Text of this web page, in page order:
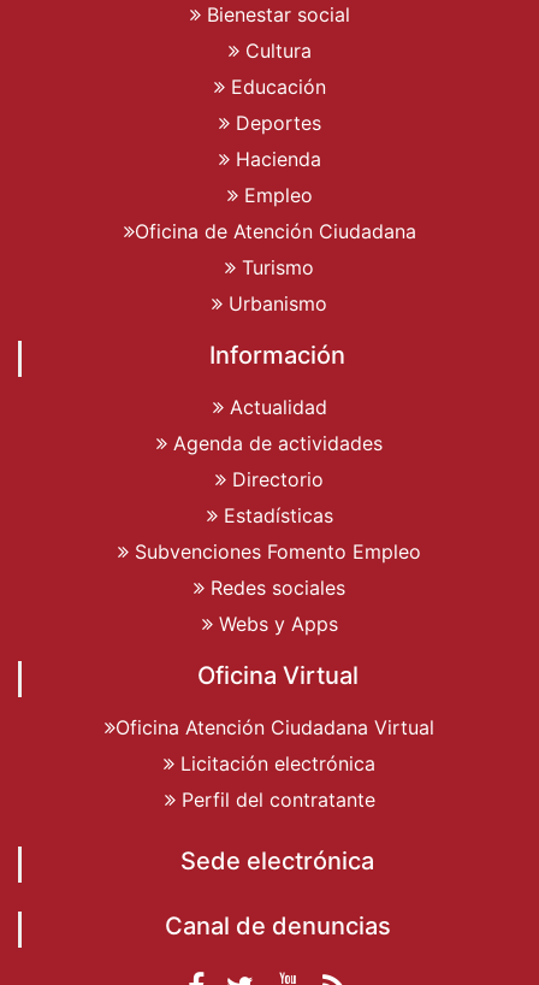
Bienestar social
Cultura
Educación
Deportes
Hacienda
Empleo
Oficina de Atención Ciudadana
Turismo
Urbanismo
Información
Actualidad
Agenda de actividades
Directorio
Estadísticas
Subvenciones Fomento Empleo
Redes sociales
Webs y Apps
Oficina Virtual
Oficina Atención Ciudadana Virtual
Licitación electrónica
Perfil del contratante
Sede electrónica
Canal de denuncias